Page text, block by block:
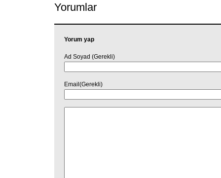
Yorumlar
Yorum yap
Ad Soyad (Gerekli)
Email(Gerekli)